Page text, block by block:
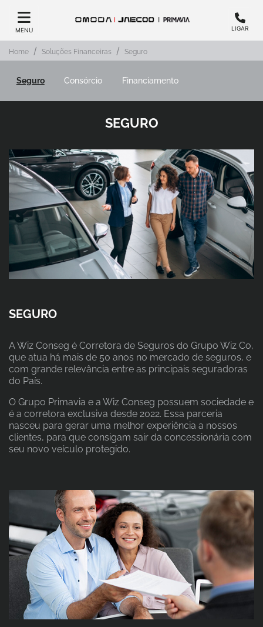
MENU LIGAR
Home Soluções Financeiras Seguro
Consórcio Financiamento
Seguro
SEGURO
SEGURO
A Wiz Conseg é Corretora de Seguros do Grupo Wiz Co,
que atua há mais de 50 anos no mercado de seguros, e
com grande relevância entre as principais seguradoras
do País.
O Grupo Primavia e a Wiz Conseg possuem sociedade e
é a corretora exclusiva desde 2022. Essa parceria
nasceu para gerar uma melhor experiência a nossos
clientes, para que consigam sair da concessionária com
seu novo veículo protegido.